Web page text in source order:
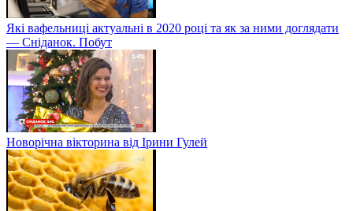
Які вафельниці актуальні в 2020 році та як за ними доглядати
— Сніданок. Побут
Новорічна вікторина від Ірини Гулей